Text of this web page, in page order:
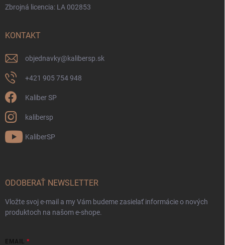
Zbrojná licencia: LA 002853
KONTAKT
objednavky@kalibersp.sk
+421 905 754 948
Kaliber SP
kalibersp
KaliberSP
ODOBERAŤ NEWSLETTER
Vložte svoj e-mail a my Vám budeme zasielať informácie o nových
produktoch na našom e-shope.
EMAIL